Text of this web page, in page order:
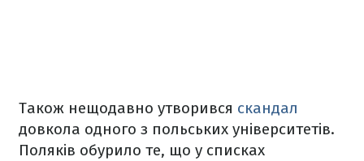
Також нещодавно утворився скандал
довкола одного з польських університетів.
Поляків обурило те, що у списках